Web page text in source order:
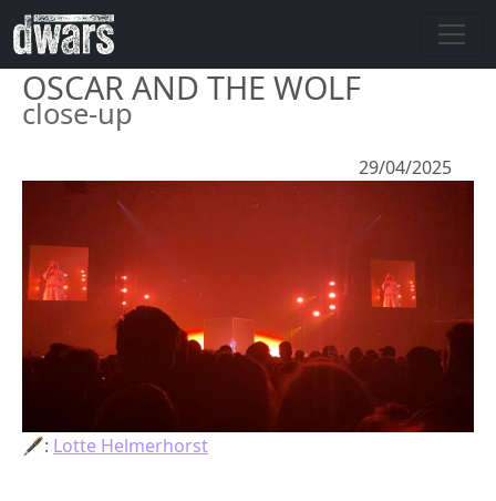
Overslaan en naar de inhoud gaan
OSCAR AND THE WOLF
close-up
29/04/2025
🖋: Lotte Helmerhorst